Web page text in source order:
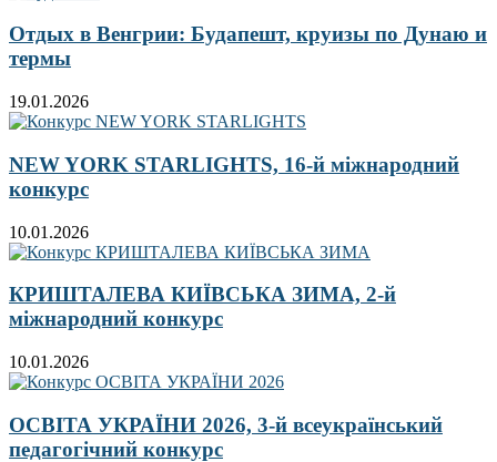
Отдых в Венгрии: Будапешт, круизы по Дунаю и
термы
19.01.2026
NEW YORK STARLIGHTS, 16-й міжнародний
конкурс
10.01.2026
КРИШТАЛЕВА КИЇВСЬКА ЗИМА, 2-й
міжнародний конкурс
10.01.2026
ОСВІТА УКРАЇНИ 2026, 3-й всеукраїнський
педагогічний конкурс